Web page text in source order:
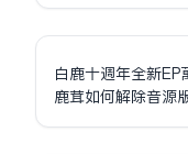
白鹿十週年全新
鹿茸如何解除音源